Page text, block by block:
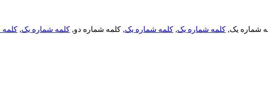
شماره یک, کلمه شماره یک, کلمه شماره یک, کلمه شماره دو, کلمه شماره یک, کلمه